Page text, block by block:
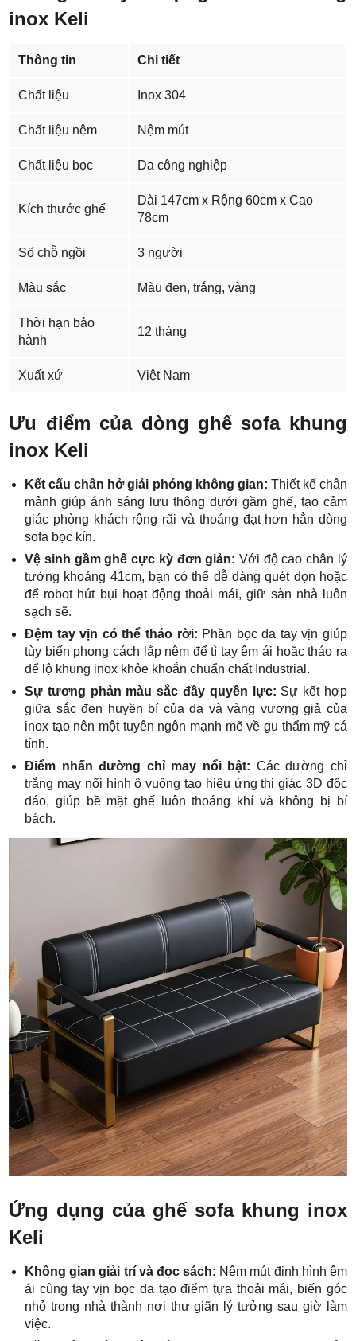
inox Keli
Thông tin Chi tiết
Chất liệu Inox 304
Chất liệu nệm Nệm mút
Chất liệu bọc Da công nghiệp
Kích thước ghế
Dài 147cm x Rộng 60cm x Cao
78cm
Số chỗ ngồi 3 người
Màu sắc Màu đen, trắng, vàng
Thời hạn bảo
hành
12 tháng
Xuất xứ Việt Nam
Ưu điểm của dòng ghế sofa khung
inox Keli
Kết cấu chân hở giải phóng không gian: Thiết kế chân
mảnh giúp ánh sáng lưu thông dưới gầm ghế, tạo cảm
giác phòng khách rộng rãi và thoáng đạt hơn hẳn dòng
sofa bọc kín.
Vệ sinh gầm ghế cực kỳ đơn giản: Với độ cao chân lý
tưởng khoảng 41cm, bạn có thể dễ dàng quét dọn hoặc
để robot hút bụi hoạt động thoải mái, giữ sàn nhà luôn
sạch sẽ.
Đệm tay vịn có thể tháo rời: Phần bọc da tay vịn giúp
tùy biến phong cách lắp nệm để tì tay êm ái hoặc tháo ra
để lộ khung inox khỏe khoắn chuẩn chất Industrial.
Sự tương phản màu sắc đầy quyền lực: Sự kết hợp
giữa sắc đen huyền bí của da và vàng vương giả của
inox tạo nên một tuyên ngôn mạnh mẽ về gu thẩm mỹ cá
tính.
Điểm nhấn đường chỉ may nổi bật: Các đường chỉ
trắng may nổi hình ô vuông tạo hiệu ứng thị giác 3D độc
đáo, giúp bề mặt ghế luôn thoáng khí và không bị bí
bách.
Ứng dụng của ghế sofa khung inox
Keli
Không gian giải trí và đọc sách: Nệm mút định hình êm
ái cùng tay vịn bọc da tạo điểm tựa thoải mái, biến góc
nhỏ trong nhà thành nơi thư giãn lý tưởng sau giờ làm
việc.